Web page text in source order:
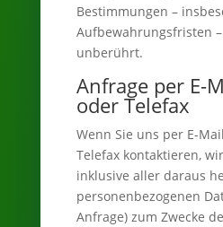
Bestimmungen –
Aufbewahrungsfristen
unberührt.
Anfrage per E-
oder Telefax
Wenn Sie uns per E-
Telefax kontaktieren,
inklusive aller daraus
personenbezogenen
Anfrage) zum Zwecke